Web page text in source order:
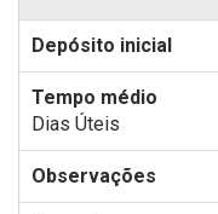
Dias Úteis